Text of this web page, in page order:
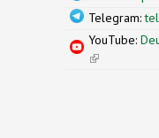
Telegram:
YouTube:
(link is